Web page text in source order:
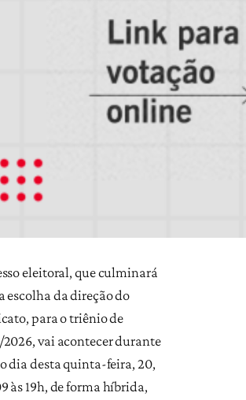
eleitoral, que culminará
escolha da direção do
para o triênio de
vai acontecer durante
dia desta quinta-feira, 20,
às 19h, de forma híbrida,